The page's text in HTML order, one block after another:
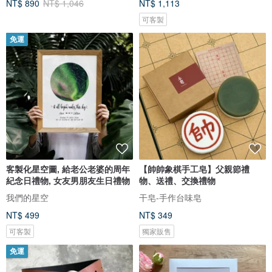
NT$ 890 NT$ 1,046
NT$ 1,113
可客製
免運
客製化星空圖, 給老公老婆的周年
紀念日禮物, 女友男朋友生日禮物
我們的星空
NT$ 499
可客製
【帥帥象棋手工皂】父親節禮
物、送禮、交換禮物
干皂-手作台味皂
NT$ 349
獨家販售
免運